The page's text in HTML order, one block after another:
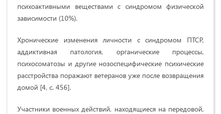
психоактивными веществами с синдромом физической
зависимости (10%).
Хронические изменения личности с синдромом ПТСР,
аддиктивная патология, органические процессы,
психосоматозы и другие нозоспецифические психические
расстройства поражают ветеранов уже после возвращения
домой [4, с. 456].
Участники военных действий, находящиеся на передовой,